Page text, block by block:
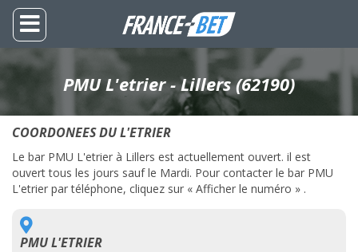
PMU L'etrier - Lillers (62190)
COORDONEES DU L'ETRIER
Le bar PMU L'etrier à Lillers est actuellement ouvert. il est
ouvert tous les jours sauf le Mardi. Pour contacter le bar PMU
L'etrier par téléphone, cliquez sur « Afficher le numéro » .
PMU L'ETRIER